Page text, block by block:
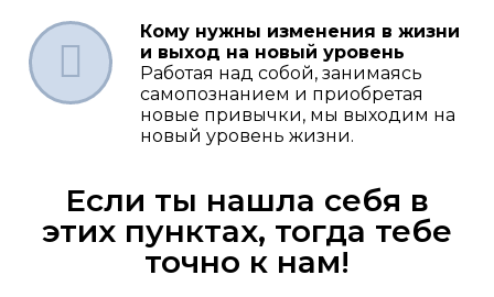
Кому нужны изменения в жизни
и выход на новый уровень
Работая над собой, занимаясь
самопознанием и приобретая
новые привычки, мы выходим на
новый уровень жизни.
Если ты нашла себя в
этих пунктах, тогда тебе
точно к нам!